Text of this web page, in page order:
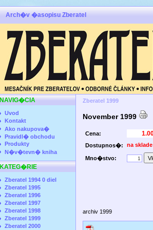
Arch�v �asopisu Zberatel
NAVIG�CIA
Uvod
Kontakt
Ako nakupova�
Pravidl� obchodu
Produkty
N�v�tevn� kniha
KATEG�RIE
Zberatel 1994 0 diel
Zberatel 1995
Zberatel 1996
Zberatel 1997
Zberatel 1998
Zberatel 1999
Zberatel 2000
Zberatel 1999
November 1999
Cena:
Dostupnos�:
na sklade
Mno�stvo:
archiv 1999